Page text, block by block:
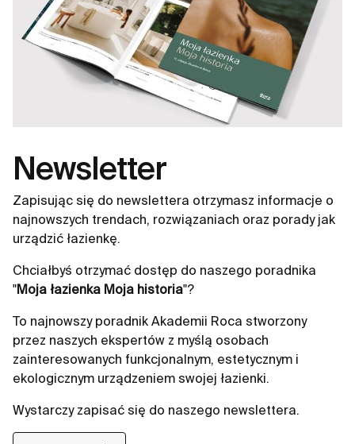
Newsletter
Zapisując się do newslettera otrzymasz informacje o
najnowszych trendach, rozwiązaniach oraz porady jak
urządzić łazienkę.
Chciałbyś otrzymać dostęp do naszego poradnika
"Moja łazienka Moja historia"?
To najnowszy poradnik Akademii Roca stworzony
przez naszych ekspertów z myślą osobach
zainteresowanych funkcjonalnym, estetycznym i
ekologicznym urządzeniem swojej łazienki.
Wystarczy zapisać się do naszego newslettera.